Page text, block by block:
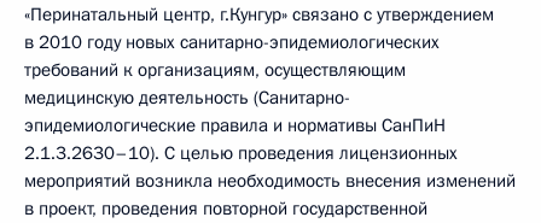
«Перинатальный центр, г.Кунгур» связано с утверждением
в 2010 году новых санитарно-эпидемиологических
требований к организациям, осуществляющим
медицинскую деятельность (Санитарно-
эпидемиологические правила и нормативы СанПиН
2.1.3.2630–10). С целью проведения лицензионных
мероприятий возникла необходимость внесения изменений
в проект, проведения повторной государственной